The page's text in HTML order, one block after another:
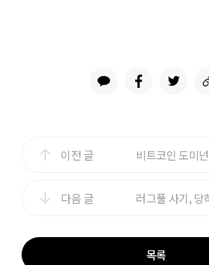
이전 글 비트코인 도미
다음 글 러그풀 사기, 당
목록